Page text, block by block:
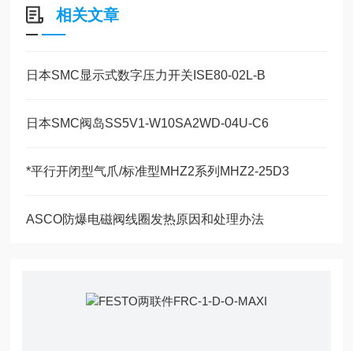
相关文章
日本SMC显示式数字压力开关ISE80-02L-B
日本SMC阀岛SS5V1-W10SA2WD-04U-C6
*平行开闭型气爪/标准型MHZ2系列MHZ2-25D3
ASCO防爆电磁阀线圈发热原因和处理办法